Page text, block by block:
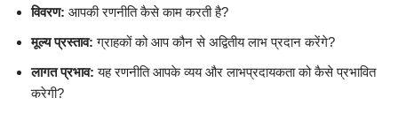
विवरण: आपकी रणनीति कैसे काम करती है?
मूल्य प्रस्ताव: ग्राहकों को आप कौन से अद्वितीय लाभ प्रदान करेंगे?
लागत प्रभाव: यह रणनीति आपके व्यय और लाभप्रदायकता को कैसे प्रभावित
करेगी?